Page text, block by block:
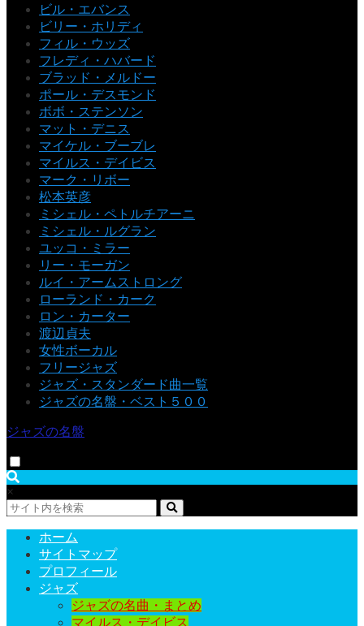
ビル・エバンス
ビリー・ホリディ
フィル・ウッズ
フレディ・ハバード
ブラッド・メルドー
ポール・デスモンド
ボボ・ステンソン
マット・デニス
マイケル・ブーブレ
マイルス・デイビス
マーク・リボー
松本英彦
ミシェル・ペトルチアーニ
ミシェル・ルグラン
ユッコ・ミラー
リー・モーガン
ルイ・アームストロング
ローランド・カーク
ロン・カーター
渡辺貞夫
女性ボーカル
フリージャズ
ジャズ・スタンダード曲一覧
ジャズの名盤・ベスト５００
ジャズの名盤
×
ホーム
サイトマップ
プロフィール
ジャズ
ジャズの名曲・まとめ
マイルス・デイビス